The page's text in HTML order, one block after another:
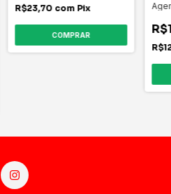
R$23,70 com Pix